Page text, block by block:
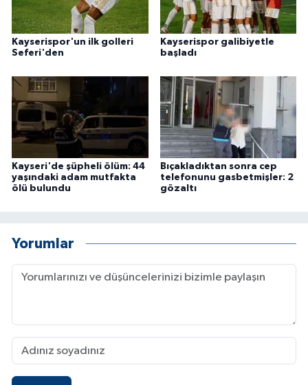
Kayserispor'un ilk golleri
Seferi'den
Kayserispor galibiyetle
başladı
Kayseri'de şüpheli ölüm: 44
yaşındaki adam mutfakta
ölü bulundu
Bıçakladıktan sonra cep
telefonunu gasbetmişler: 2
gözaltı
Yorumlar